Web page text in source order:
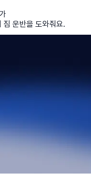
짐 운반을 도와줘요.